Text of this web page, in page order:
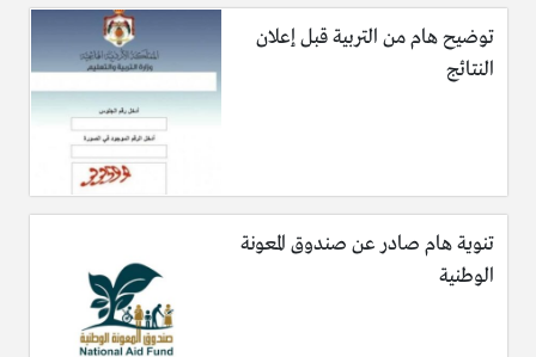
توضيح هام من التربية قبل إعلان
النتائج
تنوية هام صادر عن صندوق المعونة
الوطنية